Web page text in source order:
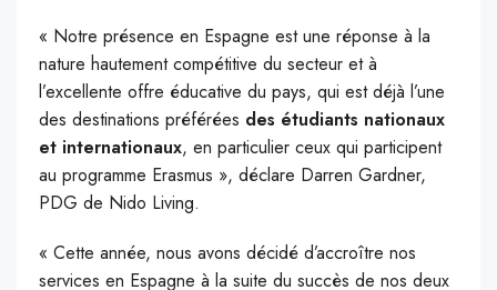
« Notre présence en Espagne est une réponse à la
nature hautement compétitive du secteur et à
l’excellente offre éducative du pays, qui est déjà l’une
des destinations préférées des étudiants nationaux
et internationaux, en particulier ceux qui participent
au programme Erasmus », déclare Darren Gardner,
PDG de Nido Living.
« Cette année, nous avons décidé d’accroître nos
services en Espagne à la suite du succès de nos deux